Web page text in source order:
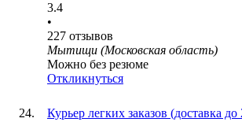
3.4
•
227 отзывов
Мытищи (Московская область)
Можно без резюме
Откликнуться
Курьер легких заказов (доставка до